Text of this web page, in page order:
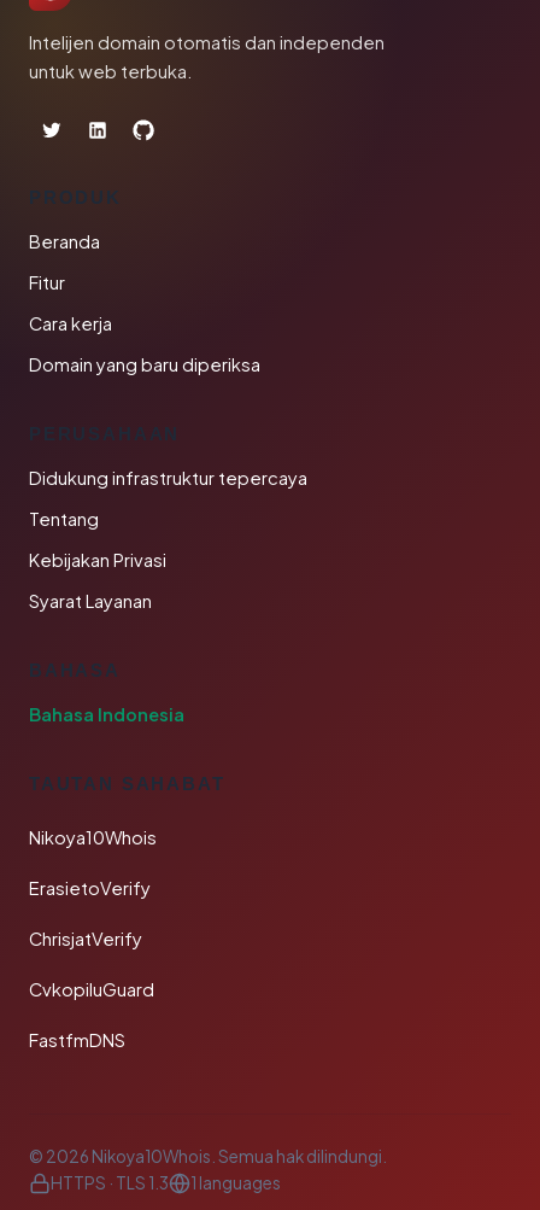
Intelijen domain otomatis dan independen
untuk web terbuka.
PRODUK
Beranda
Fitur
Cara kerja
Domain yang baru diperiksa
PERUSAHAAN
Didukung infrastruktur tepercaya
Tentang
Kebijakan Privasi
Syarat Layanan
BAHASA
Bahasa Indonesia
TAUTAN SAHABAT
Nikoya10Whois
ErasietoVerify
ChrisjatVerify
CvkopiluGuard
FastfmDNS
© 2026 Nikoya10Whois. Semua hak dilindungi.
HTTPS · TLS 1.3
1 languages